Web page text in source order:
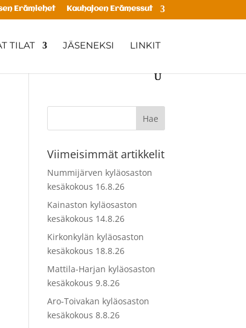
Erämiehet Kauhajoen Erämessut
TILAT JÄSENEKSI LINKIT
Viimeisimmät artikkelit
Nummijärven kyläosaston
kesäkokous 16.8.26
Kainaston kyläosaston
kesäkokous 14.8.26
Kirkonkylän kyläosaston
kesäkokous 18.8.26
Mattila-Harjan kyläosaston
kesäkokous 9.8.26
Aro-Toivakan kyläosaston
kesäkokous 8.8.26